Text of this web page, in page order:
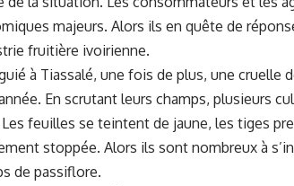
majeurs. Alors ils en quête de
fruitière ivoirienne.
à Tiassalé, une fois de plus, une cruelle
En scrutant leurs champs, plusieurs
feuilles se teintent de jaune, les tiges
stoppée. Alors ils sont nombreux à
de passiflore.